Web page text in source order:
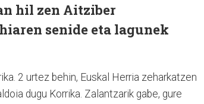
hil zen Aitziber
senide eta lagunek
2 urtez behin, Euskal Herria zeharkatzen
dugu Korrika. Zalantzarik gabe, gure